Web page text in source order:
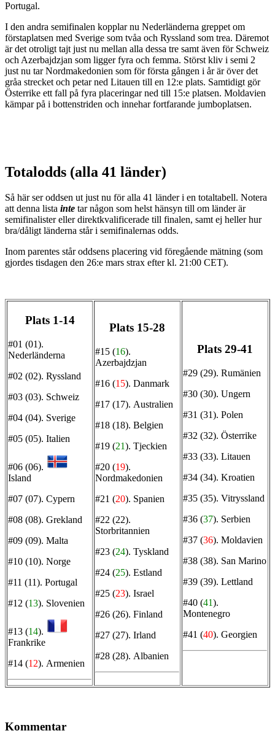
Portugal.
I den andra semifinalen kopplar nu Nederländerna greppet om
förstaplatsen med Sverige som tvåa och Ryssland som trea. Däremot
är det otroligt tajt just nu mellan alla dessa tre samt även för Schweiz
och Azerbajdzjan som ligger fyra och femma. Störst kliv i semi 2
just nu tar Nordmakedonien som för första gången i år är över det
gråa strecket och petar ned Litauen till en 12:e plats. Samtidigt gör
Österrike ett fall på fyra placeringar ned till 15:e platsen. Moldavien
kämpar på i bottenstriden och innehar fortfarande jumboplatsen.
Totalodds (alla 41 länder)
Så här ser oddsen ut just nu för alla 41 länder i en totaltabell. Notera
att denna lista inte tar någon som helst hänsyn till om länder är
semifinalister eller direktkvalificerade till finalen, samt ej heller hur
bra/dåligt länderna står i semifinalernas odds.
Inom parentes står oddsens placering vid föregående mätning (som
gjordes tisdagen den 26:e mars strax efter kl. 21:00 CET).
Plats 1-14
#01 (01).
Nederländerna
#02 (02). Ryssland
#03 (03). Schweiz
#04 (04). Sverige
#05 (05). Italien
#06 (06).
Island
#07 (07). Cypern
#08 (08). Grekland
#09 (09). Malta
#10 (10). Norge
#11 (11). Portugal
#12 (13). Slovenien
#13 (14).
Frankrike
#14 (12). Armenien
Plats 15-28
#15 (16).
Azerbajdzjan
#16 (15). Danmark
#17 (17). Australien
#18 (18). Belgien
#19 (21). Tjeckien
#20 (19).
Nordmakedonien
#21 (20). Spanien
#22 (22).
Storbritannien
#23 (24). Tyskland
#24 (25). Estland
#25 (23). Israel
#26 (26). Finland
#27 (27). Irland
#28 (28). Albanien
Plats 29-41
#29 (29). Rumänien
#30 (30). Ungern
#31 (31). Polen
#32 (32). Österrike
#33 (33). Litauen
#34 (34). Kroatien
#35 (35). Vitryssland
#36 (37). Serbien
#37 (36). Moldavien
#38 (38). San Marino
#39 (39). Lettland
#40 (41).
Montenegro
#41 (40). Georgien
Kommentar